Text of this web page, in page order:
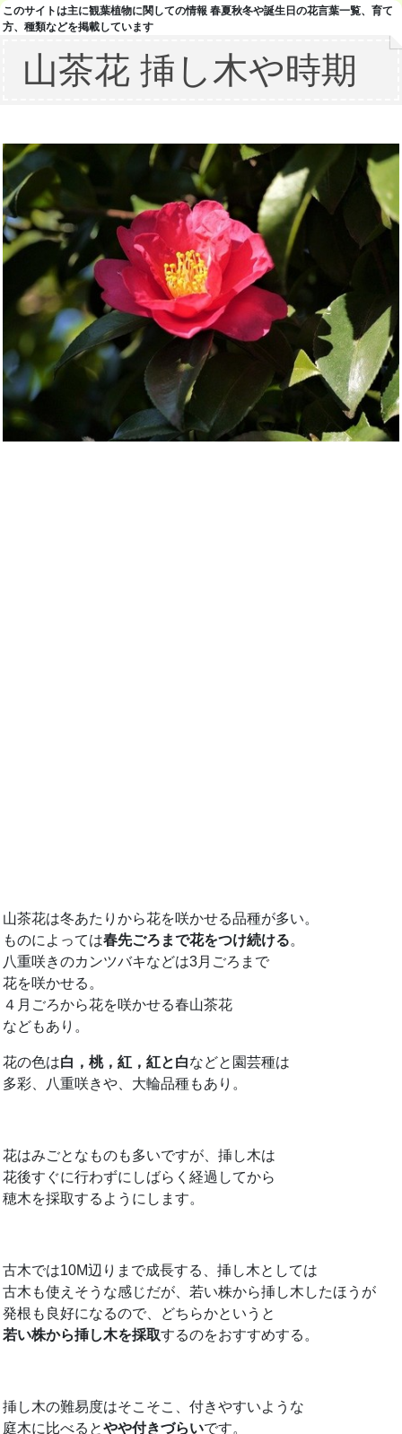
このサイトは主に観葉植物に関しての情報 春夏秋冬や誕生日の花言葉一覧、育て
方、種類などを掲載しています
山茶花 挿し木や時期
山茶花は冬あたりから花を咲かせる品種が多い。
ものによっては春先ごろまで花をつけ続ける。
八重咲きのカンツバキなどは3月ごろまで
花を咲かせる。
４月ごろから花を咲かせる春山茶花
などもあり。
花の色は白，桃，紅，紅と白などと園芸種は
多彩、八重咲きや、大輪品種もあり。
花はみごとなものも多いですが、挿し木は
花後すぐに行わずにしばらく経過してから
穂木を採取するようにします。
古木では10M辺りまで成長する、挿し木としては
古木も使えそうな感じだが、若い株から挿し木したほうが
発根も良好になるので、どちらかというと
若い株から挿し木を採取するのをおすすめする。
挿し木の難易度はそこそこ、付きやすいような
庭木に比べるとやや付きづらいです。